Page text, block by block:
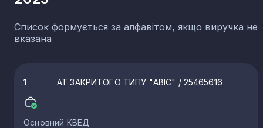
Список формується за алфавітом, якщо виручка не
вказана
1 АТ ЗАКРИТОГО ТИПУ "АВІС" / 25465616
Основний КВЕД